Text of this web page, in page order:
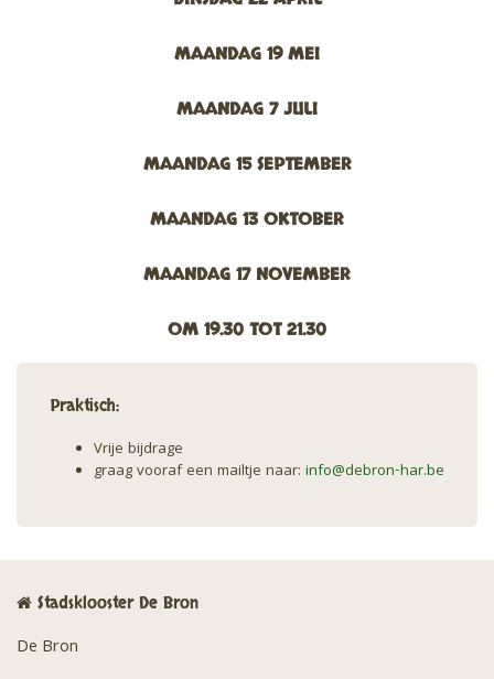
MAANDAG 19 MEI
MAANDAG 7 JULI
MAANDAG 15 SEPTEMBER
MAANDAG 13 OKTOBER
MAANDAG 17 NOVEMBER
OM 19.30 TOT 21.30
Praktisch:
Vrije bijdrage
graag vooraf een mailtje naar: info@debron-har.be
Stadsklooster De Bron
De Bron